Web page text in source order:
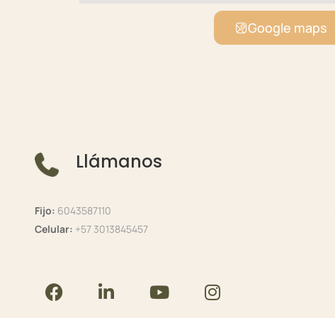
Google maps
Llámanos
Fijo: 6043587110
Celular: +57 3013845457